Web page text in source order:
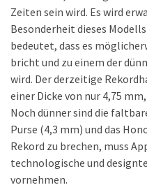
was
passt
besser
dir?
Kurzzeitreisende:
Welcher
Handy-
Tarif
ist
Zeiten sein wird. Es wird
Besonderheit dieses
bedeutet, dass es
bricht und zu einem der
wird. Der derzeitige
einer Dicke von nur 4,75
Noch dünner sind die
Purse (4,3 mm) und das
Rekord zu brechen, muss
technologische und
vornehmen.